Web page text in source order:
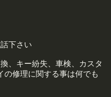
下さい
、キー紛失、車検、カスタ
の修理に関する事は何でも